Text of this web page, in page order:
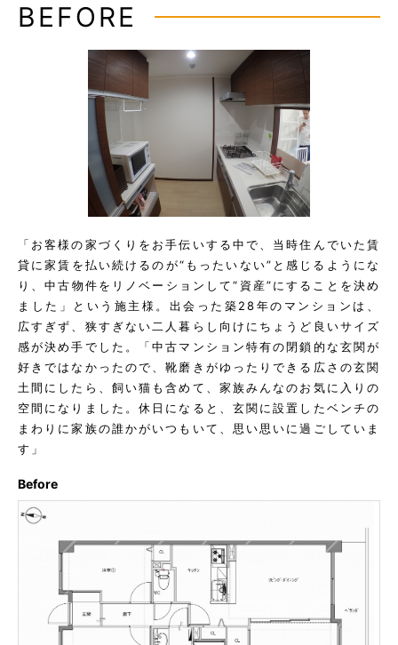
BEFORE
「お客様の家づくりをお手伝いする中で、当時住んでいた賃
貸に家賃を払い続けるのが“もったいない”と感じるようにな
り、中古物件をリノベーションして“資産”にすることを決め
ました」という施主様。出会った築28年のマンションは、
広すぎず、狭すぎない二人暮らし向けにちょうど良いサイズ
感が決め手でした。「中古マンション特有の閉鎖的な玄関が
好きではなかったので、靴磨きがゆったりできる広さの玄関
土間にしたら、飼い猫も含めて、家族みんなのお気に入りの
空間になりました。休日になると、玄関に設置したベンチの
まわりに家族の誰かがいつもいて、思い思いに過ごしていま
す」
Before